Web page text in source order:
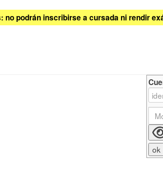
podrán inscribirse a cursada ni rendir